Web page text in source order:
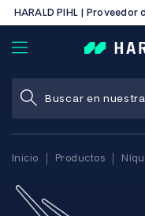
HARALD PIHL |
Inicio Productos